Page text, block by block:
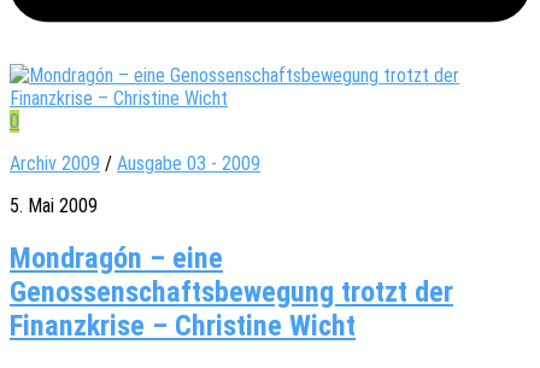
0
Archiv 2009 / Ausgabe 03 - 2009
5. Mai 2009
Mondragón – eine
Genossenschaftsbewegung trotzt der
Finanzkrise – Christine Wicht